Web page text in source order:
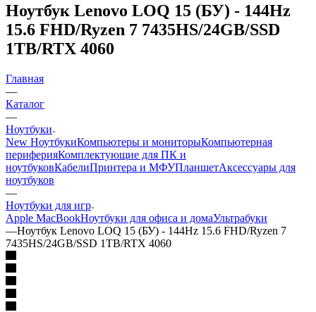
Ноутбук Lenovo LOQ 15 (БУ) - 144Hz
15.6 FHD/Ryzen 7 7435HS/24GB/SSD
1TB/RTX 4060
Главная
—
Каталог
—
Ноутбуки
New НоутбукиКомпьютеры и мониторыКомпьютерная
периферияКомплектующие для ПК и
ноутбуковКабелиПринтера и МФУПланшетАксессуары для
ноутбуков
—
Ноутбуки для игр
Apple MacBookНоутбуки для офиса и домаУльтрабуки
—Ноутбук Lenovo LOQ 15 (БУ) - 144Hz 15.6 FHD/Ryzen 7
7435HS/24GB/SSD 1TB/RTX 4060